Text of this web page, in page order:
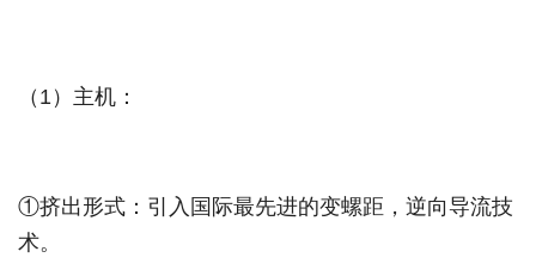
（1）主机：
①挤出形式：引入国际最先进的变螺距，逆向导流技
术。